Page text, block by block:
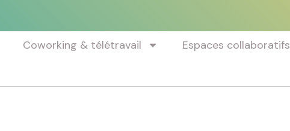
Coworking & télétravail Espaces collaboratifs